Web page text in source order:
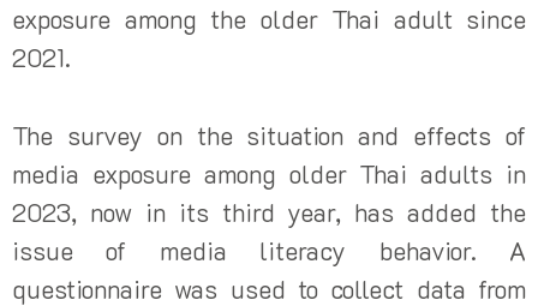
exposure among the older Thai adult since
2021.
The survey on the situation and effects of
media exposure among older Thai adults in
2023, now in its third year, has added the
issue of media literacy behavior. A
questionnaire was used to collect data from